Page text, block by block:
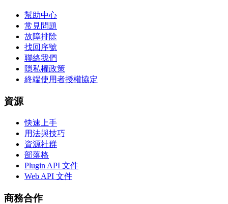
幫助中心
常見問題
故障排除
找回序號
聯絡我們
隱私權政策
終端使用者授權協定
資源
快速上手
用法與技巧
資源社群
部落格
Plugin API 文件
Web API 文件
商務合作